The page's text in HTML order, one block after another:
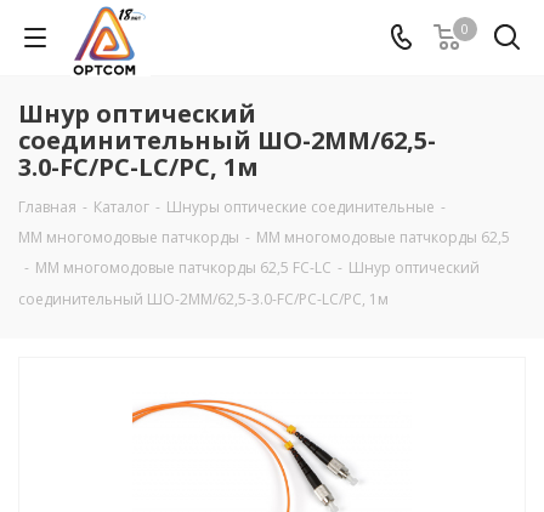
0
Шнур оптический
соединительный ШО-2MM/62,5-
3.0-FC/PC-LC/PC, 1м
Главная - Каталог - Шнуры оптические соединительные -
MM многомодовые патчкорды - ММ многомодовые патчкорды 62,5
- ММ многомодовые патчкорды 62,5 FC-LC - Шнур оптический
соединительный ШО-2MM/62,5-3.0-FC/PC-LC/PC, 1м